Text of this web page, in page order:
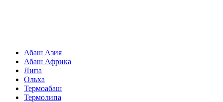
Абаш Азия
Абаш Африка
Липа
Ольха
Термоабаш
Термолипа